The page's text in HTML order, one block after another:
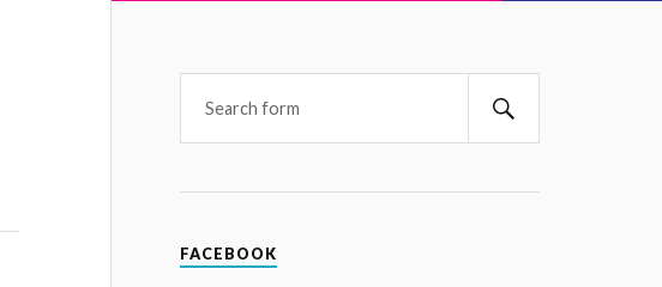
FACEBOOK